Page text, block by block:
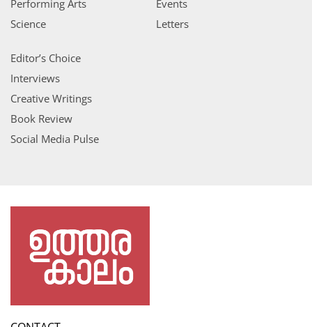
Performing Arts
Science
Events
Letters
Editor’s Choice
Interviews
Creative Writings
Book Review
Social Media Pulse